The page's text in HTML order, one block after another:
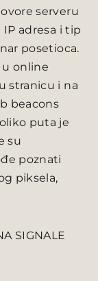
serveru
adresa i tip
posetioca.
online
stranicu i na
beacons
puta je
su
poznati
piksela,
SIGNALE